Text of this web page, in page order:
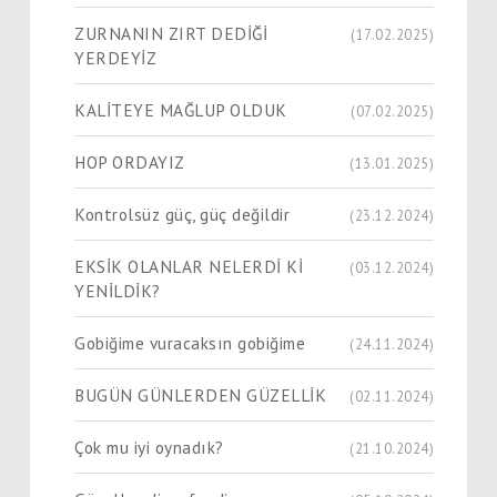
ZURNANIN ZIRT DEDİĞİ
YERDEYİZ
(17.02.2025)
KALİTEYE MAĞLUP OLDUK (07.02.2025)
HOP ORDAYIZ (13.01.2025)
Kontrolsüz güç, güç değildir (23.12.2024)
EKSİK OLANLAR NELERDİ Kİ
YENİLDİK?
(03.12.2024)
Gobiğime vuracaksın gobiğime (24.11.2024)
BUGÜN GÜNLERDEN GÜZELLİK (02.11.2024)
Çok mu iyi oynadık? (21.10.2024)